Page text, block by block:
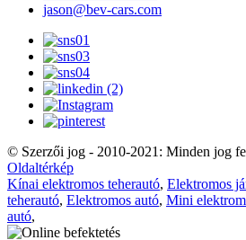
jason@bev-cars.com
© Szerzői jog - 2010-2021: Minden jog
Oldaltérkép
Kínai elektromos teherautó, Elektromos
teherautó, Elektromos autó, Mini
autó,